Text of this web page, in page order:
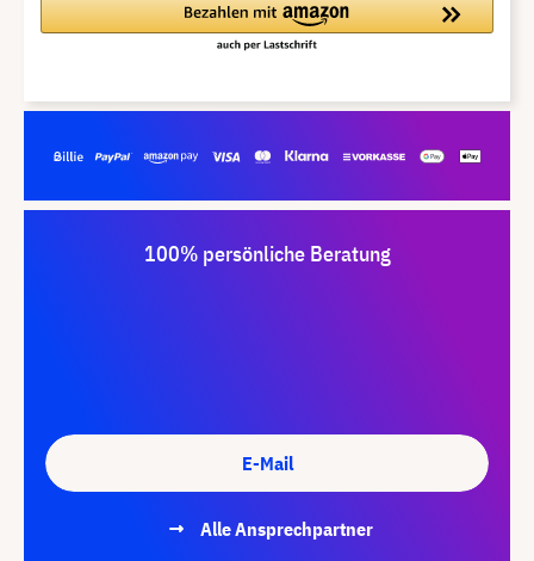
100% persönliche Beratung
E-Mail
Alle Ansprechpartner